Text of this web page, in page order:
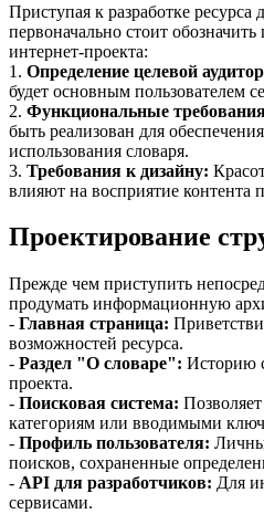
Приступая к разработке ресурса
первоначально стоит
интернет-проекта:
1. Определение целевой
будет основным пользователем
2. Функциональные
быть реализован для
использования словаря.
3. Требования к дизайну:
влияют на восприятие контента
Проектирование
Прежде чем приступить
продумать информационную
- Главная страница:
возможностей ресурса.
- Раздел "О словаре": Историю
проекта.
- Поисковая система:
категориям или вводимыми
- Профиль пользователя:
поисков, сохраненные
- API для разработчиков: Для
сервисами.